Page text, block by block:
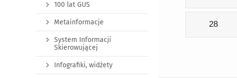
28
100 lat GUS
Metainformacje
System Informacji
Skierowującej
Infografiki, widżety